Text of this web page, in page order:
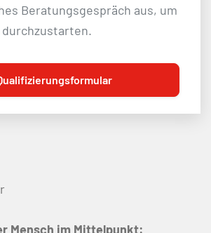
Beratungsgespräch aus, um
durchzustarten.
Mensch im Mittelpunkt: